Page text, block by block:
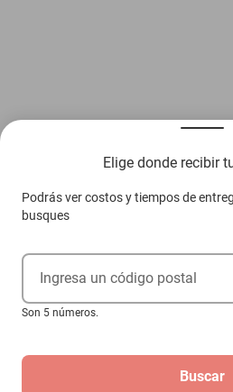
Elige donde recibir
Podrás ver costos y tiempos de
busques
Ingresa un código postal
Son 5 números.
Buscar